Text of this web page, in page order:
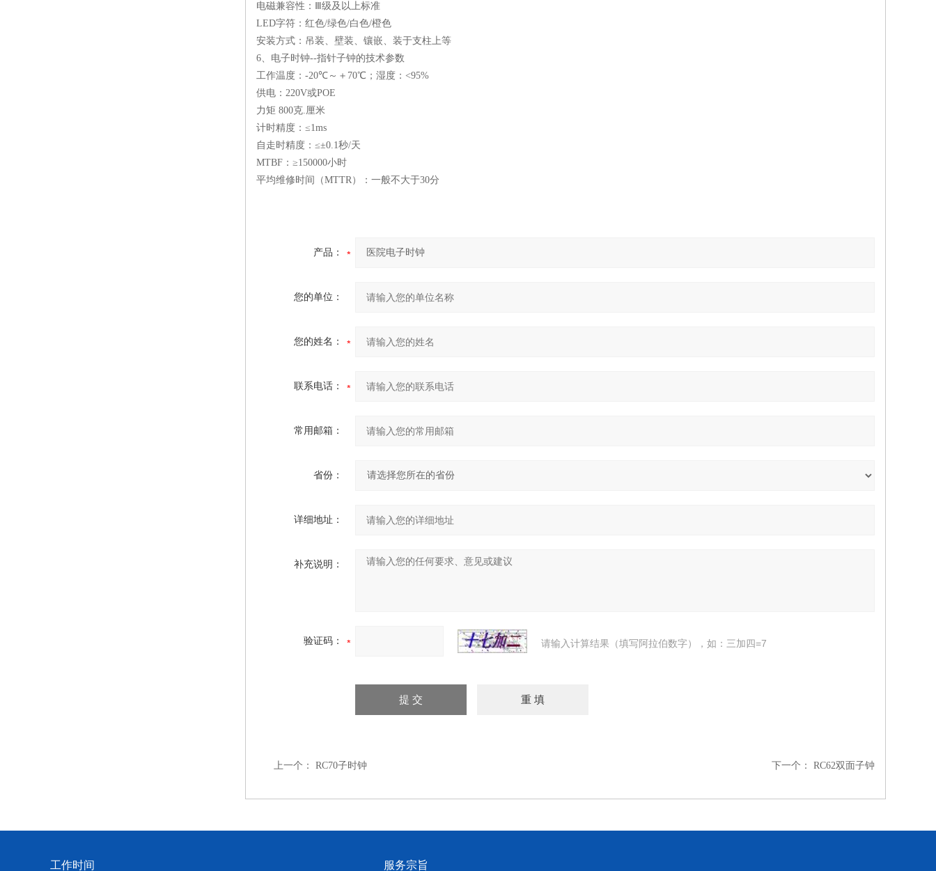
电磁兼容性：Ⅲ级及以上标准
LED字符：红色/绿色/白色/橙色
安装方式：吊装、壁装、镶嵌、装于支柱上等
6、电子时钟--指针子钟的技术参数
工作温度： -20℃～＋ 70℃；湿度： <95%
供电： 220V或POE
力矩 800克.厘米
计时精度：≤1ms
自走时精度：≤±0.1秒/天
MTBF ：≥150000小时
平均维修时间（MTTR）：一般不大于30分
产品：
您的单位：
您的姓名：
联系电话：
常用邮箱：
省份：
详细地址：
补充说明：
验证码： 请输入计算结果（填写阿拉伯数字），如：三加四=7
上一个： RC70子时钟 下一个： RC62双面子钟
工作时间 服务宗旨